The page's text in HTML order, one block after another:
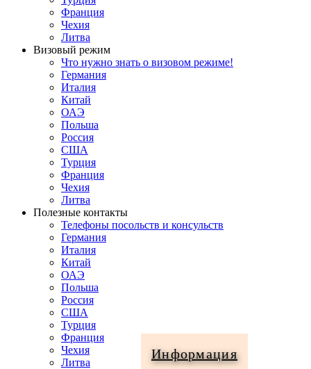
Франция
Чехия
Литва
Визовый режим
Что нужно знать о визовом режиме!
Германия
Италия
Китай
ОАЭ
Польша
Россия
США
Турция
Франция
Чехия
Литва
Полезные контакты
Телефоны посольств и консульств
Германия
Италия
Китай
ОАЭ
Польша
Россия
США
Турция
Франция
Чехия
Литва
Информация